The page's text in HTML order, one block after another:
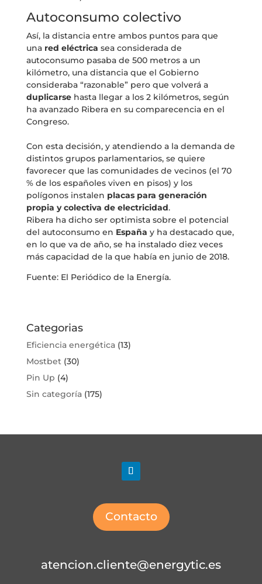
Autoconsumo colectivo
Así, la distancia entre ambos puntos para que
una red eléctrica sea considerada de
autoconsumo pasaba de 500 metros a un
kilómetro, una distancia que el Gobierno
consideraba “razonable” pero que volverá a
duplicarsehasta llegar a los 2 kilómetros, según
ha avanzado Ribera en su comparecencia en el
Congreso.
Con esta decisión, y atendiendo a la demanda de
distintos grupos parlamentarios, se quiere
favorecer que las comunidades de vecinos (el 70
% de los españoles viven en pisos) y los
polígonos instalen placas para generación
propia y colectiva de electricidad.
Ribera ha dicho ser optimista sobre el potencial
del autoconsumo en España y ha destacado que,
en lo que va de año, se ha instalado diez veces
más capacidad de la que había en junio de 2018.
Fuente: El Periódico de la Energía.
Categorias
Eficiencia energética(13)
Mostbet(30)
Pin Up (4)
Sin categoría(175)
Contacto
atencion.cliente@energytic.es